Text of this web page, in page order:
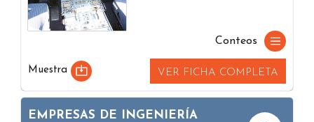
Conteos
Muestra VER FICHA COMPLETA
EMPRESAS DE INGENIERÍA